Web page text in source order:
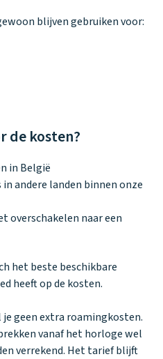
blijven gebruiken voor:
de kosten?
in België
andere landen binnen onze
overschakelen naar een
het beste beschikbare
heeft op de kosten.
geen extra roamingkosten.
vanaf het horloge wel
verrekend. Het tarief blijft